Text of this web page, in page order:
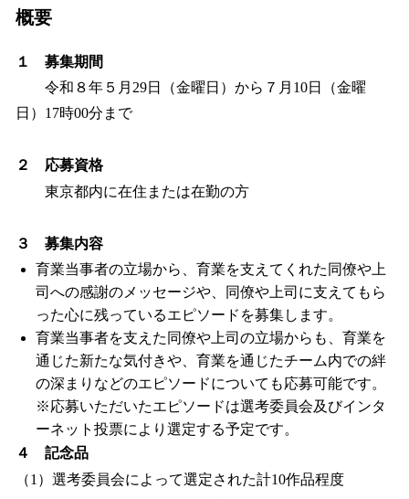
概要
１ 募集期間
令和８年５月29日（金曜日）から７月10日（金曜
日）17時00分まで
２ 応募資格
東京都内に在住または在勤の方
３ 募集内容
育業当事者の立場から、育業を支えてくれた同僚や上
司への感謝のメッセージや、同僚や上司に支えてもら
った心に残っているエピソードを募集します。
育業当事者を支えた同僚や上司の立場からも、育業を
通じた新たな気付きや、育業を通じたチーム内での絆
の深まりなどのエピソードについても応募可能です。
※応募いただいたエピソードは選考委員会及びインタ
ーネット投票により選定する予定です。
４ 記念品
（1）選考委員会によって選定された計10作品程度